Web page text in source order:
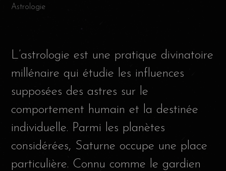
Astrologie
L’astrologie est une pratique divinatoire
millénaire qui étudie les influences
supposées des astres sur le
comportement humain et la destinée
individuelle. Parmi les planètes
considérées, Saturne occupe une place
particulière. Connu comme le gardien